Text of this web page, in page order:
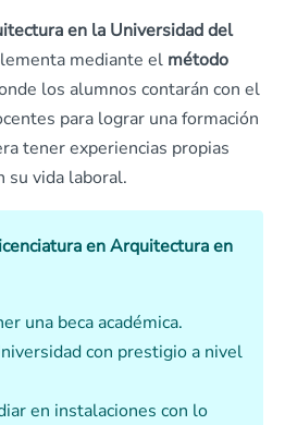
en la Universidad del
mediante el método
los alumnos contarán con el
para lograr una formación
tener experiencias propias
su vida laboral.
en Arquitectura en
una beca académica.
con prestigio a nivel
en instalaciones con lo